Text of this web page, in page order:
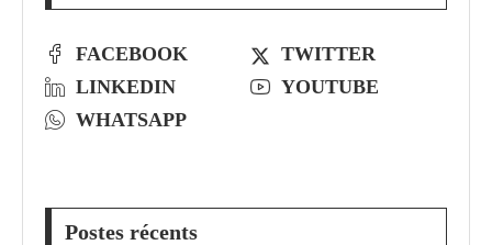
FACEBOOK
TWITTER
LINKEDIN
YOUTUBE
WHATSAPP
Postes récents